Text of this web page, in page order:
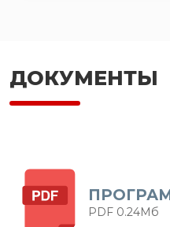
ДОКУМЕНТЫ
PDF 0.24Мб